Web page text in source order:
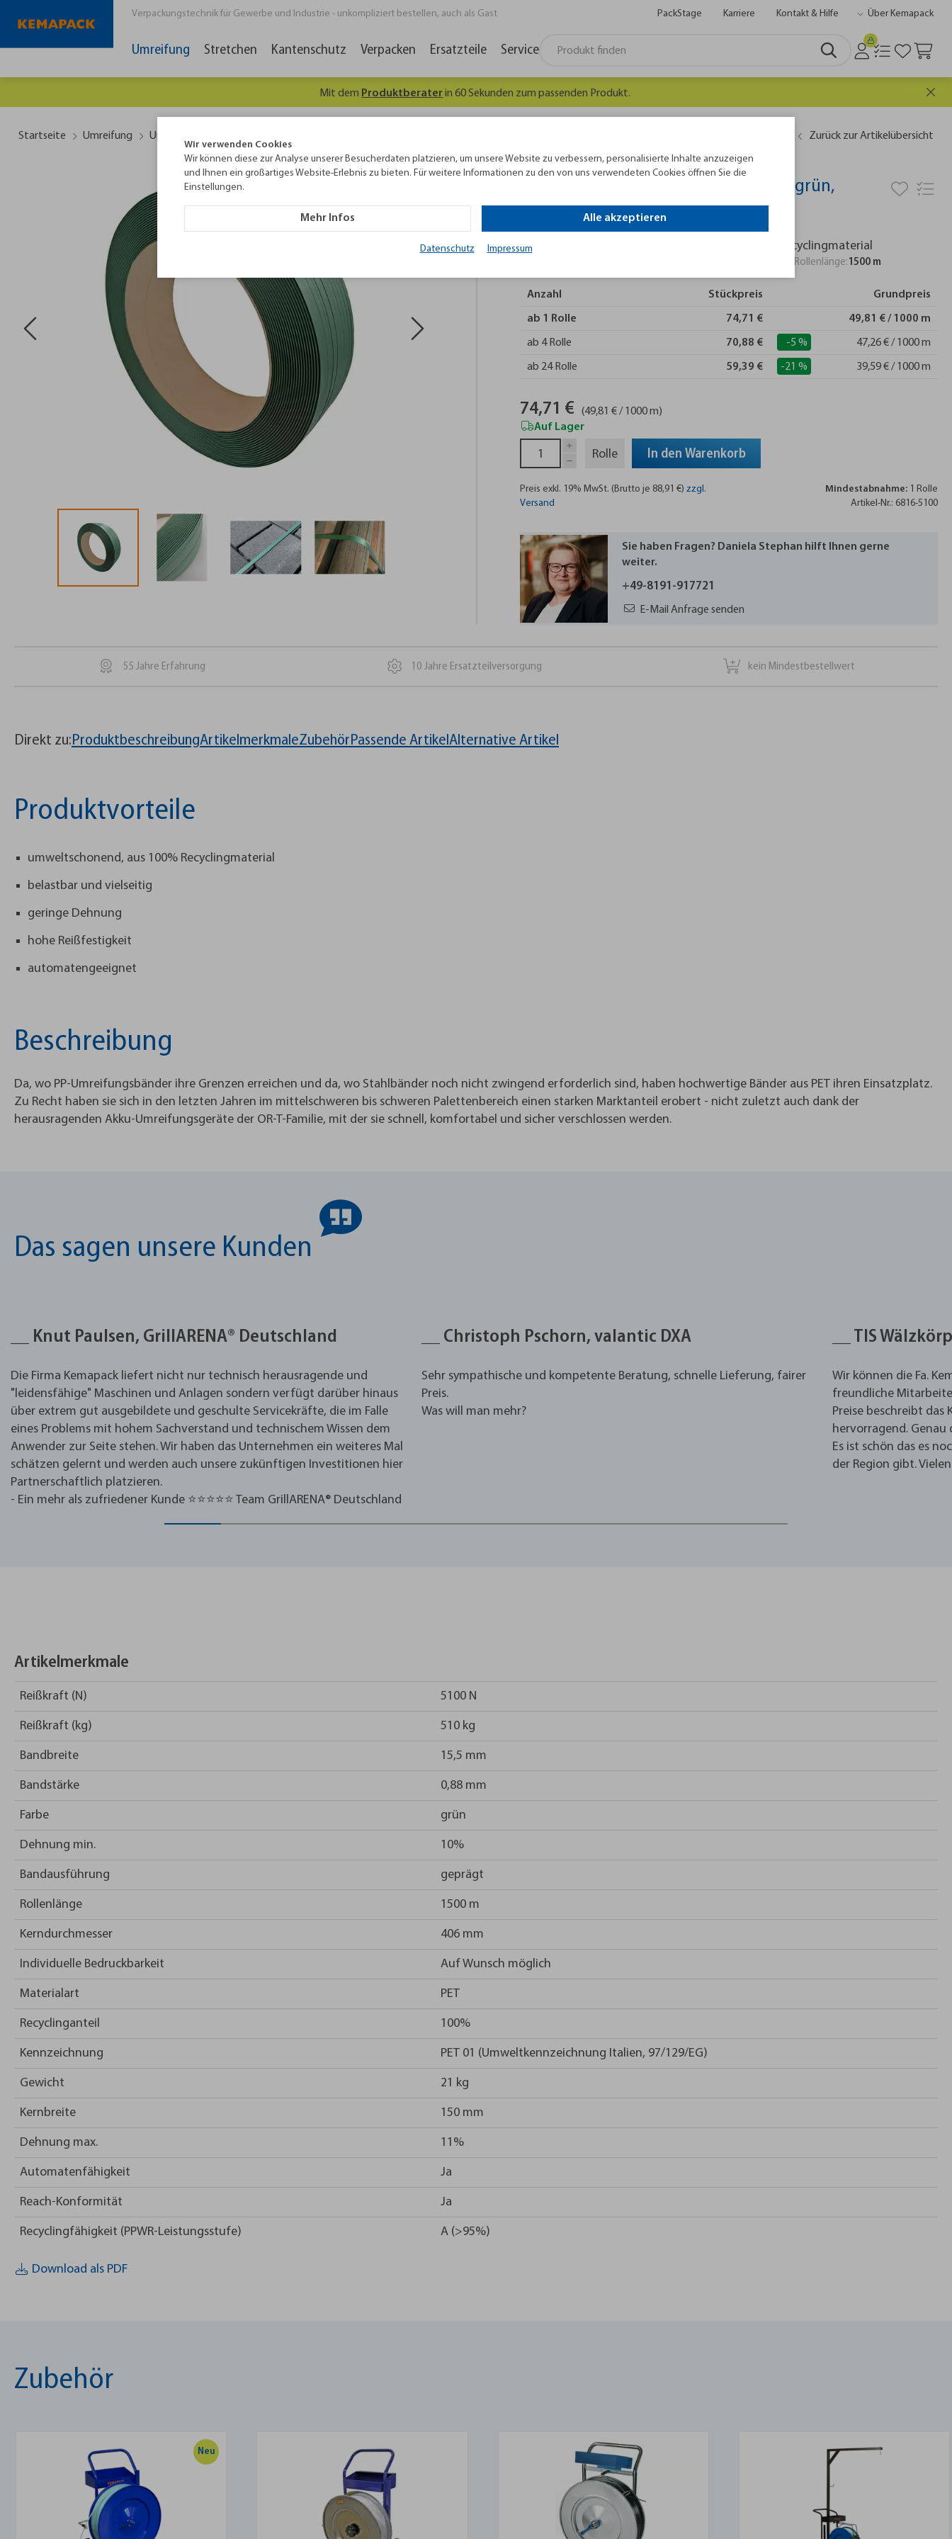
Verpackungstechnik für Gewerbe und Industrie - unkompliziert bestellen, auch als Gast PackStage Karriere Kontakt & Hilfe Über Kemapack
Umreifung Stretchen Kantenschutz Verpacken Ersatzteile Service
Es lohnt sich, gut informiert zu sein. Hier geht'szum kostenlosenNewsletter
Startseite Umreifung Umreifungsband Zurück zur Artikelübersicht
PET-Umreifungsband 15,5 x 0,90 mm, grün,
geprägt
Reißkraft 5.100 N, Rollenlänge 1.500 m aus 100% Recyclingmaterial
Rollenlänge: 1500 m
Anzahl Stückpreis Grundpreis
ab 1 Rolle 74,71 € 49,81 € / 1000 m
ab 4 Rolle 70,88 € -5 % 47,26 € / 1000 m
ab 24 Rolle 59,39 € -21 % 39,59 € / 1000 m
74,71 €
(49,81 € / 1000 m)
Auf Lager
Rolle In den Warenkorb
Preis exkl. 19% MwSt. (Brutto je 88,91 €) zzgl.
Versand
Mindestabnahme: 1 Rolle
Artikel-Nr.: 6816-5100
Sie haben Fragen? Daniela Stephan hilft Ihnen gerne
weiter.
+49-8191-917721
E-Mail Anfrage senden
55 Jahre Erfahrung 10 Jahre Ersatzteilversorgung kein Mindestbestellwert
Direkt zu:ProduktbeschreibungArtikelmerkmaleZubehörPassende ArtikelAlternative Artikel
Produktvorteile
umweltschonend, aus 100% Recyclingmaterial
belastbar und vielseitig
geringe Dehnung
hohe Reißfestigkeit
automatengeeignet
Beschreibung
Da, wo PP-Umreifungsbänder ihre Grenzen erreichen und da, wo Stahlbänder noch nicht zwingend erforderlich sind, haben hochwertige Bänder aus PET ihren Einsatzplatz.
Zu Recht haben sie sich in den letzten Jahren im mittelschweren bis schweren Palettenbereich einen starken Marktanteil erobert - nicht zuletzt auch dank der
herausragenden Akku-Umreifungsgeräte der OR-T-Familie, mit der sie schnell, komfortabel und sicher verschlossen werden.
Das sagen unsere Kunden
__ Knut Paulsen, GrillARENA® Deutschland
Die Firma Kemapack liefert nicht nur technisch herausragende und
"leidensfähige" Maschinen und Anlagen sondern verfügt darüber hinaus
über extrem gut ausgebildete und geschulte Servicekräfte, die im Falle
eines Problems mit hohem Sachverstand und technischem Wissen dem
Anwender zur Seite stehen. Wir haben das Unternehmen ein weiteres Mal
schätzen gelernt und werden auch unsere zukünftigen Investitionen hier
Partnerschaftlich platzieren.
- Ein mehr als zufriedener Kunde ⭐⭐⭐⭐⭐ Team GrillARENA® Deutschland
__ Christoph Pschorn, valantic DXA
Sehr sympathische und kompetente Beratung, schnelle Lieferung, fairer
Preis.
Was will man mehr?
__ TIS
Wir können die Fa.
freundliche
Preise beschreibt das
hervorragend. Genau
Es ist schön das es
der Region gibt.
Artikelmerkmale
Reißkraft (N) 5100 N
Reißkraft (kg) 510 kg
Bandbreite 15,5 mm
Bandstärke 0,88 mm
Farbe grün
Dehnung min. 10%
Bandausführung geprägt
Rollenlänge 1500 m
Kerndurchmesser 406 mm
Individuelle Bedruckbarkeit Auf Wunsch möglich
Materialart PET
Recyclinganteil 100%
Kennzeichnung PET 01 (Umweltkennzeichnung Italien, 97/129/EG)
Gewicht 21 kg
Kernbreite 150 mm
Dehnung max. 11%
Automatenfähigkeit Ja
Reach-Konformität Ja
Recyclingfähigkeit (PPWR-Leistungsstufe) A (>95%)
Download als PDF
Zubehör
Neu
Wir verwenden Cookies
Wir können diese zur Analyse unserer Besucherdaten platzieren, um unsere Website zu verbessern, personalisierte Inhalte anzuzeigen
und Ihnen ein großartiges Website-Erlebnis zu bieten. Für weitere Informationen zu den von uns verwendeten Cookies öffnen Sie die
Einstellungen.
Mehr Infos Alle akzeptieren
Datenschutz Impressum